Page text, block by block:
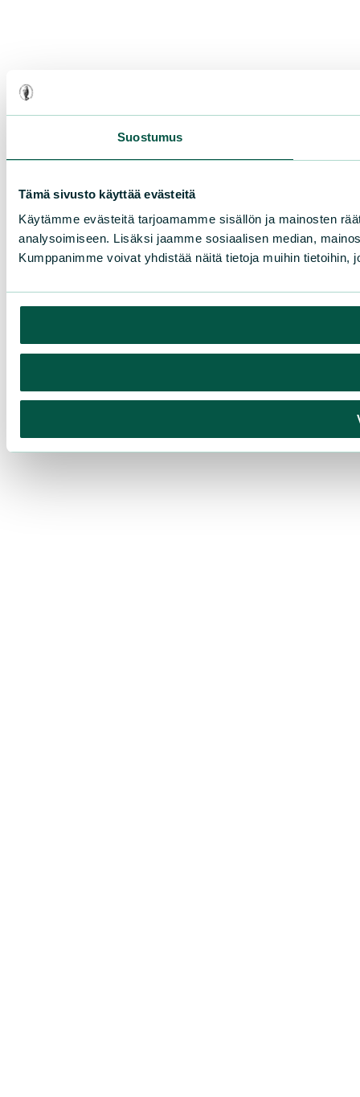
Suostumus
Tämä sivusto käyttää evästeitä
Käytämme evästeitä tarjoamamme sisällön ja mainosten
analysoimiseen. Lisäksi jaamme sosiaalisen median,
Kumppanimme voivat yhdistää näitä tietoja muihin tietoihin,